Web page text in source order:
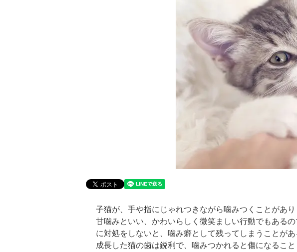
子猫が、手や指にじゃれつきながら噛みつくことがあり
甘噛みといい、かわいらしく微笑ましい行動でもある
に対処をしないと、噛み癖として残ってしまうことがあ
成長した猫の歯は鋭利で、噛みつかれると傷になること